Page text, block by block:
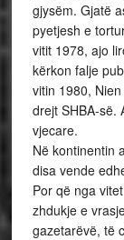
gjysëm. Gjatë
pyetjesh e
vitit 1978, ajo
kërkon falje
vitin 1980,
drejt SHBA-së.
vjecare.
Në kontinentin
disa vende
Por që nga
zhdukje e
gazetarëvë, të